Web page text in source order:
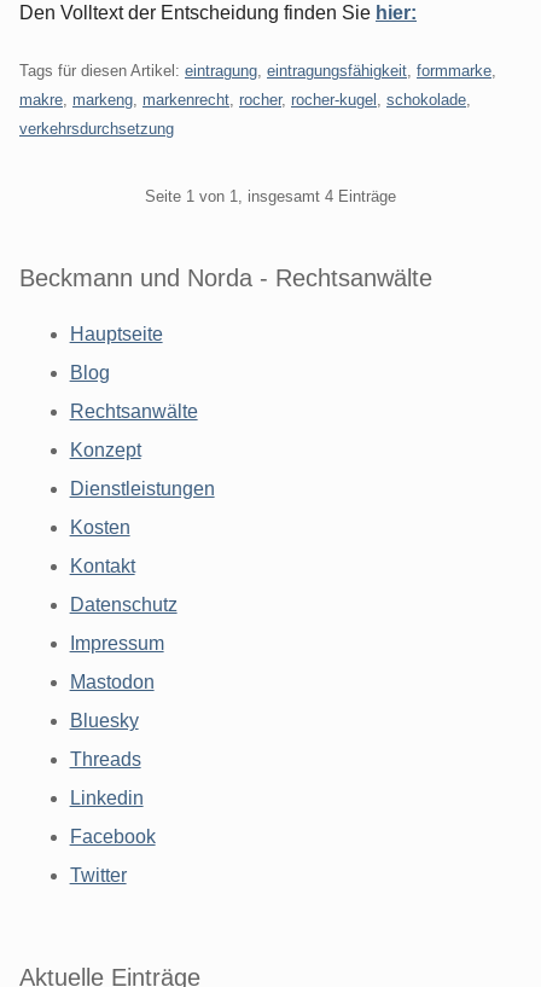
Den Volltext der Entscheidung finden Sie hier:
Tags für diesen Artikel: eintragung eintragungsfähigkeit formmarke
makre markeng markenrecht rocher, rocher-kugel schokolade
verkehrsdurchsetzung
Seite 1 von 1, insgesamt 4 Einträge
Beckmann und Norda - Rechtsanwälte
Hauptseite
Blog
Rechtsanwälte
Konzept
Dienstleistungen
Kosten
Kontakt
Datenschutz
Impressum
Mastodon
Bluesky
Threads
Linkedin
Facebook
Twitter
Aktuelle Einträge